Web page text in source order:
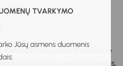
TVARKYMO
Jūsų asmens duomenis
balsą.
Europos šalių jau praneša apie
patvirtinimo mechanizmais,